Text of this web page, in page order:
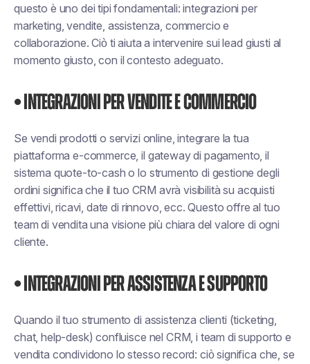
questo è uno dei tipi fondamentali: integrazioni per
marketing, vendite, assistenza, commercio e
collaborazione. Ciò ti aiuta a intervenire sui lead giusti al
momento giusto, con il contesto adeguato.
• Integrazioni per vendite e commercio
Se vendi prodotti o servizi online, integrare la tua
piattaforma e-commerce, il gateway di pagamento, il
sistema quote-to-cash o lo strumento di gestione degli
ordini significa che il tuo CRM avrà visibilità su acquisti
effettivi, ricavi, date di rinnovo, ecc. Questo offre al tuo
team di vendita una visione più chiara del valore di ogni
cliente.
• Integrazioni per assistenza e supporto
Quando il tuo strumento di assistenza clienti (ticketing,
chat, help-desk) confluisce nel CRM, i team di supporto e
vendita condividono lo stesso record: ciò significa che, se